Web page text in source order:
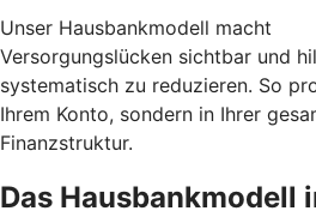
Unser Hausbankmodell macht
Versorgungslücken sichtbar und
systematisch zu reduzieren. So
Ihrem Konto, sondern in Ihrer
Finanzstruktur.
Das Hausbankmodell